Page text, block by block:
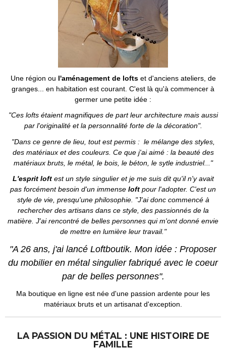
Une région ou l'aménagement de lofts et d'anciens ateliers, de
granges... en habitation est courant. C'est là qu'à commencer à
germer une petite idée :
"Ces lofts étaient magnifiques de part leur architecture mais aussi
par l'originalité et la personnalité forte de la décoration".
"Dans ce genre de lieu, tout est permis : le mélange des styles,
des matériaux et des couleurs. Ce que j'ai aimé : la beauté des
matériaux bruts, le métal, le bois, le béton, le sytle industriel..."
L'esprit loft est un style singulier et je me suis dit qu'il n'y avait
pas forcément besoin d'un immense loft pour l'adopter. C'est un
style de vie, presqu'une philosophie. "J'ai donc commencé à
rechercher des artisans dans ce style, des passionnés de la
matière. J'ai rencontré de belles personnes qui m'ont donné envie
de mettre en lumière leur travail."
"A 26 ans, j'ai lancé Loftboutik. Mon idée : Proposer
du mobilier en métal singulier fabriqué avec le coeur
par de belles personnes".
Ma boutique en ligne est née d'une passion ardente pour les
matériaux bruts et un artisanat d'exception.
LA PASSION DU MÉTAL : UNE HISTOIRE DE
FAMILLE